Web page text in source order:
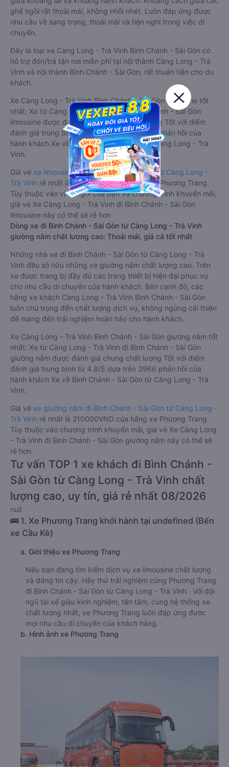
ghế ngồi rất thoải mái, không nhồi nhét. Luôn đáp ứng được
nhu cầu về sang trọng, thoải mái và tiện nghi trong việc di
chuyển.
Đây là loại xe Càng Long - Trà Vinh Bình Chánh - Sài Gòn có
hỗ trợ đón/trả tận nơi miễn phí tại nội thành Càng Long - Trà
Vinh và nội thành Bình Chánh - Sài Gòn, rất thuận tiện cho du
khách.
Xe Càng Long - Trà Vinh Bình Chánh - Sài Gòn limousine tốt
nhất: Xe từ Càng Long - Trà Vinh đi Bình Chánh - Sài Gòn
limousine được đánh giá chung có chất lượng Tốt với điểm
đánh giá trung bình từ 4.8/5 dựa trên 3966 phản hồi của
hành khách Xe về Bình Chánh - Sài Gòn từ Càng Long - Trà
Vinh.
Giá vé xe limousine đi Bình Chánh - Sài Gòn từ Càng Long -
Trà Vinh rẻ nhất là 210000VND của hãng xe Phương Trang.
Tùy thuộc vào vị trí ngồi của bạn và chương trình khuyến mãi,
giá vé Xe Càng Long - Trà Vinh đi Bình Chánh - Sài Gòn
limousine này có thể sẽ rẻ hơn
Dòng xe đi Bình Chánh - Sài Gòn từ Càng Long - Trà Vinh
giường nằm chất lượng cao: Thoải mái, giá cả tốt nhất
Những nhà xe đi Bình Chánh - Sài Gòn từ Càng Long - Trà
Vinh đều sở hữu những xe giường nằm chất lượng cao. Trên
xe được trang bị đầy đủ các trang thiết bị hiện đại phục vụ
cho nhu cầu di chuyển của hành khách. Bên cạnh đó, các
hãng xe khách Càng Long - Trà Vinh Bình Chánh - Sài Gòn
luôn chú trọng đến chất lượng dịch vụ, không ngừng cải thiện
để mang đến trải nghiệm hoàn hảo cho hành khách.
Xe Càng Long - Trà Vinh Bình Chánh - Sài Gòn giường nằm tốt
nhất: Xe từ Càng Long - Trà Vinh đi Bình Chánh - Sài Gòn
giường nằm được đánh giá chung chất lượng Tốt với điểm
đánh giá trung bình từ 4.8/5 dựa trên 3966 phản hồi của
hành khách Xe về Bình Chánh - Sài Gòn từ Càng Long - Trà
Vinh.
Giá vé xe giường nằm đi Bình Chánh - Sài Gòn từ Càng Long -
Trà Vinh rẻ nhất là 210000VND của hãng xe Phương Trang.
Tùy thuộc vào chương trình khuyến mãi, giá vé Xe Càng Long
- Trà Vinh đi Bình Chánh - Sài Gòn giường nằm này có thể sẽ
rẻ hơn.
Tư vấn TOP 1 xe khách đi Bình Chánh -
Sài Gòn từ Càng Long - Trà Vinh chất
lượng cao, uy tín, giá rẻ nhất 08/2026
null
🚌 1. Xe Phương Trang khởi hành tại undefined (Bến
xe Cầu Kè)
a. Giới thiệu xe Phương Trang
Nếu bạn đang tìm kiếm dịch vụ xe limousine chất lượng
và đáng tin cậy. Hãy thử trải nghiệm cùng Phương Trang
đi Bình Chánh - Sài Gòn từ Càng Long - Trà Vinh . Với đội
ngũ tài xế giàu kinh nghiệm, tận tâm, cùng hệ thống xe
chất lượng nhất, xe Phương Trang luôn đáp ứng được
mọi nhu cầu di chuyển của khách hàng.
b. Hình ảnh xe Phương Trang